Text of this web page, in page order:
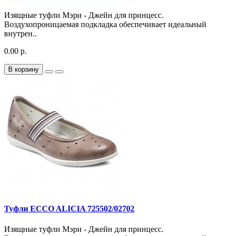
Изящные туфли Мэри - Джейн для принцесс.
Воздухопроницаемая подкладка обеспечивает идеальный
внутрен..
0.00 р.
В корзину
Туфли ECCO ALICIA 725502/02702
Изящные туфли Мэри - Джейн для принцесс.